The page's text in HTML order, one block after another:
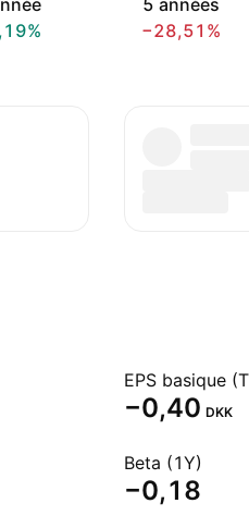
5 années
−28,51%
EPS basique
−0,40 DKK
Beta (1Y)
−0,18